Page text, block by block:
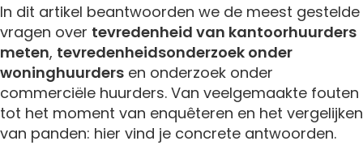
In dit artikel beantwoorden we de meest gestelde
vragen over tevredenheid van kantoorhuurders
meten, tevredenheidsonderzoek onder
woninghuurders en onderzoek onder
commerciële huurders. Van veelgemaakte fouten
tot het moment van enquêteren en het vergelijken
van panden: hier vind je concrete antwoorden.